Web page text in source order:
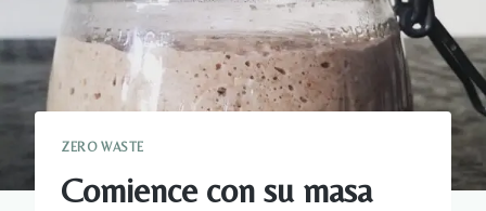
ZERO WASTE
Comience con su masa